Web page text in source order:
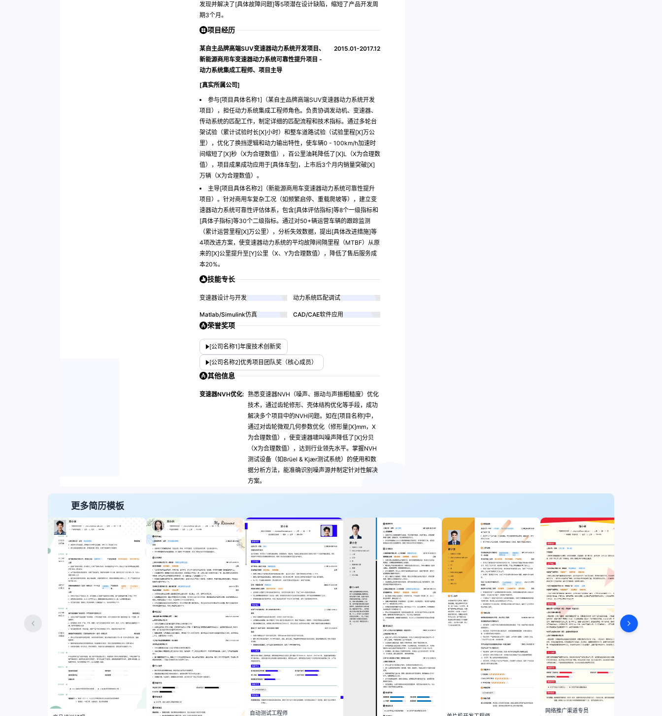
发现并解决了[具体故障问题]等5项潜在设计缺陷，缩短了产品开发周
期3个月。
项目经历
某自主品牌高端SUV变速器动力系统开发项目、
新能源商用车变速器动力系统可靠性提升项目 -
动力系统集成工程师、项目主导
2015.01-2017.12
[真实所属公司]
参与[项目具体名称1]（某自主品牌高端SUV变速器动力系统开发
项目），担任动力系统集成工程师角色。负责协调发动机、变速器、
传动系统的匹配工作，制定详细的匹配流程和技术指标。通过多轮台
架试验（累计试验时长[X]小时）和整车道路试验（试验里程[X]万公
里），优化了换挡逻辑和动力输出特性，使车辆0 - 100km/h加速时
间缩短了[X]秒（X为合理数值），百公里油耗降低了[X]L（X为合理数
值），项目成果成功应用于[具体车型]，上市后3个月内销量突破[X]
万辆（X为合理数值）。
主导[项目具体名称2]（新能源商用车变速器动力系统可靠性提升
项目）。针对商用车复杂工况（如频繁启停、重载爬坡等），建立变
速器动力系统可靠性评估体系，包含[具体评估指标]等8个一级指标和
[具体子指标]等30个二级指标。通过对50+辆运营车辆的跟踪监测
（累计运营里程[X]万公里），分析失效数据，提出[具体改进措施]等
4项改进方案，使变速器动力系统的平均故障间隔里程（MTBF）从原
来的[X]公里提升至[Y]公里（X、Y为合理数值），降低了售后服务成
本20%。
技能专长
变速器设计与开发 动力系统匹配调试
Matlab/Simulink仿真 CAD/CAE软件应用
荣誉奖项
[公司名称1]年度技术创新奖
[公司名称2]优秀项目团队奖（核心成员）
其他信息
变速器NVH优化: 熟悉变速器NVH（噪声、振动与声振粗糙度）优化
技术，通过齿轮修形、壳体结构优化等手段，成功
解决多个项目中的NVH问题。如在[项目名称]中，
通过对齿轮微观几何参数优化（修形量[X]mm，X
为合理数值），使变速器啸叫噪声降低了[X]分贝
（X为合理数值），达到行业领先水平。掌握NVH
测试设备（如Brüel & Kjær测试系统）的使用和数
据分析方法，能准确识别噪声源并制定针对性解决
方案。
更多简历模板
自动测试工程师 网络推广渠道专员